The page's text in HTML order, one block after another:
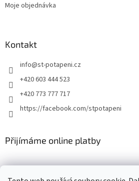
Moje objednávka
Kontakt
info@st-potapeni.cz
+420 603 444 523
+420 773 777 717
https://facebook.com/stpotapeni
Přijímáme online platby